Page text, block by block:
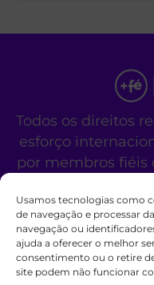
Usamos tecnologias como
de navegação e processar
navegação ou
ajuda a oferecer o melhor
consentimento ou o retire
site podem não funcionar
Todos os direitos
esforço
por membros fiéis
Este site não é um
religiosa
Fale Conosco